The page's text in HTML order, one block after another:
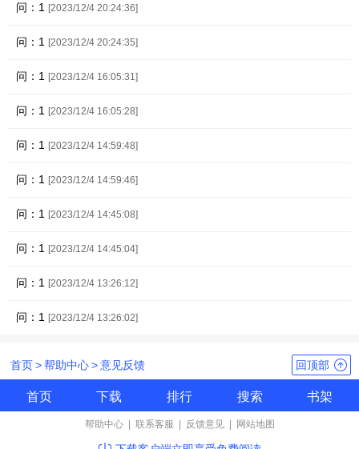
问：1 [2023/12/4 20:24:36]
问：1 [2023/12/4 20:24:35]
问：1 [2023/12/4 16:05:31]
问：1 [2023/12/4 16:05:28]
问：1 [2023/12/4 14:59:48]
问：1 [2023/12/4 14:59:46]
问：1 [2023/12/4 14:45:08]
问：1 [2023/12/4 14:45:04]
问：1 [2023/12/4 13:26:12]
问：1 [2023/12/4 13:26:02]
首页>帮助中心>意见反馈 回顶部
首页 下载 排行 搜索 书架
帮助中心 联系客服 反馈意见 网站地图